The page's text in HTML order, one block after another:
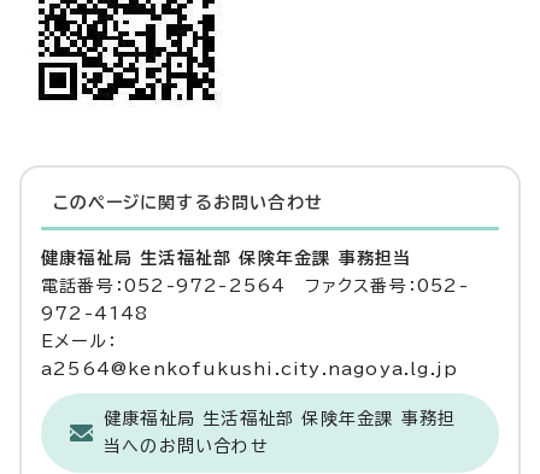
このページに関する お問い合わせ
健康福祉局 生活福祉部 保険年金課 事務担当
電話番号：052-972-2564 ファクス番号：052-
972-4148
Eメール：
a2564@kenkofukushi.city.nagoya.lg.jp
健康福祉局 生活福祉部 保険年金課 事務担
当へのお問い合わせ